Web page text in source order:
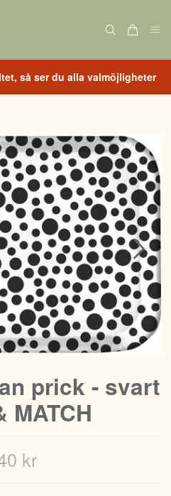
så ser du alla valmöjligheter
prick - svart
MATCH
kr